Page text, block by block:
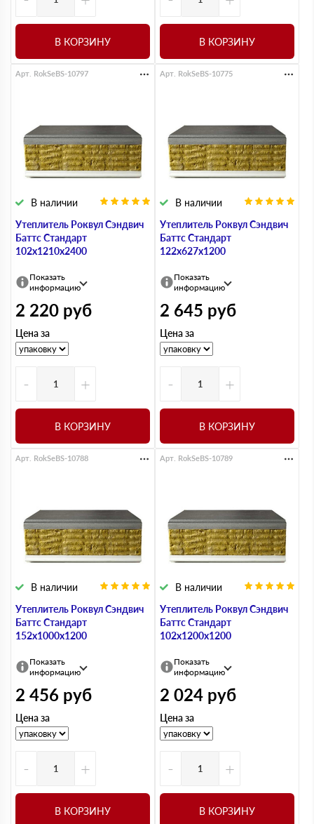
В КОРЗИНУ В КОРЗИНУ
Утеплитель Роквул Сэндвич
Баттс Стандарт
102х1210х2400
В наличии
Арт. RokSeBS-10797
Показать
информацию
2 220 руб
Цена за
- +
В КОРЗИНУ
Утеплитель Роквул Сэндвич
Баттс Стандарт
122х627х1200
В наличии
Арт. RokSeBS-10775
Показать
информацию
2 645 руб
Цена за
- +
В КОРЗИНУ
Утеплитель Роквул Сэндвич
Баттс Стандарт
152х1000х1200
В наличии
Арт. RokSeBS-10788
Показать
информацию
2 456 руб
Цена за
- +
В КОРЗИНУ
Утеплитель Роквул Сэндвич
Баттс Стандарт
102х1200х1200
В наличии
Арт. RokSeBS-10789
Показать
информацию
2 024 руб
Цена за
- +
В КОРЗИНУ